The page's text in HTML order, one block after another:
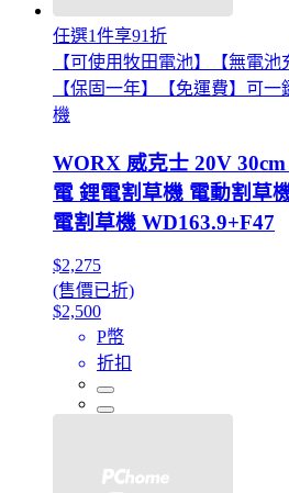
任選1件享91折
【可使用牧田電池】【無電池
【保固一年】【免運費】可
機
WORX 威克士 20V
電 鋰電割草機 電動割草
電割草機 WD163.9+F47
$2,275
(售價已折)
$2,500
P幣
折扣